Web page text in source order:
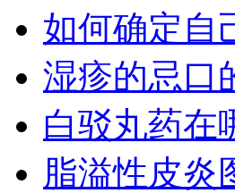
如何确定自
湿疹的忌口
白驳丸药在
脂溢性皮炎